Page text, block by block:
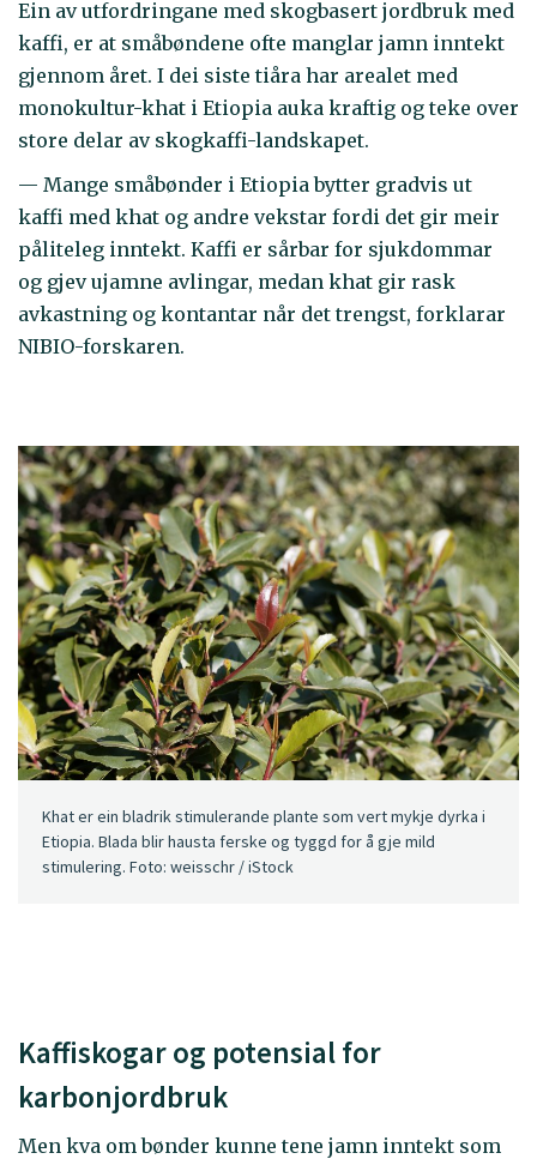
Ein av utfordringane med skogbasert jordbruk med
kaffi, er at småbøndene ofte manglar jamn inntekt
gjennom året. I dei siste tiåra har arealet med
monokultur-khat i Etiopia auka kraftig og teke over
store delar av skogkaffi-landskapet.
— Mange småbønder i Etiopia bytter gradvis ut
kaffi med khat og andre vekstar fordi det gir meir
påliteleg inntekt. Kaffi er sårbar for sjukdommar
og gjev ujamne avlingar, medan khat gir rask
avkastning og kontantar når det trengst, forklarar
NIBIO-forskaren.
Khat er ein bladrik stimulerande plante som vert mykje dyrka i
Etiopia. Blada blir hausta ferske og tyggd for å gje mild
stimulering. Foto: weisschr / iStock
Kaffiskogar og potensial for
karbonjordbruk
Men kva om bønder kunne tene jamn inntekt som